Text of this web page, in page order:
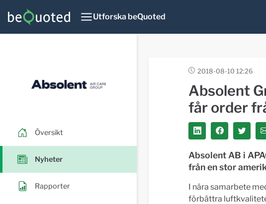
Utforska beQuoted
Översikt
Nyheter
Rapporter
2018-08-10 12:26
Absolent
får order
Absolent AB i
från en stor
I nära samarbete
förbättra